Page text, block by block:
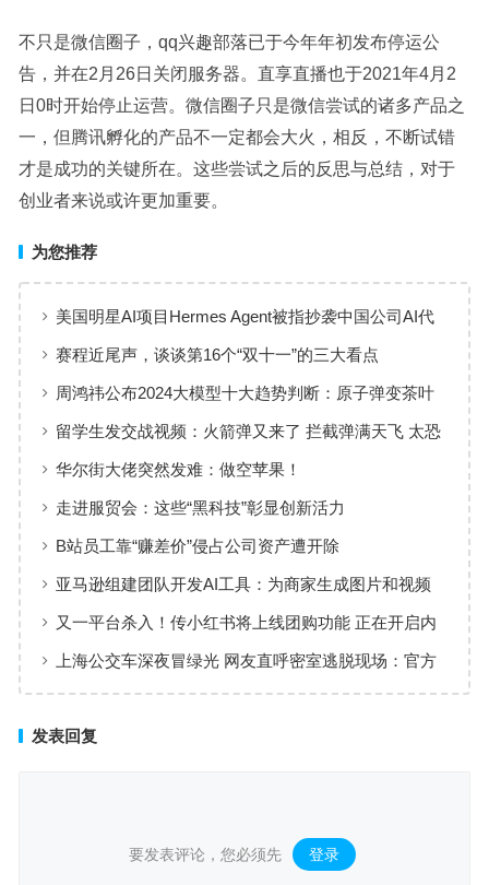
不只是微信圈子，qq兴趣部落已于今年年初发布停运公
告，并在2月26日关闭服务器。直享直播也于2021年4月2
日0时开始停止运营。微信圈子只是微信尝试的诸多产品之
一，但腾讯孵化的产品不一定都会大火，相反，不断试错
才是成功的关键所在。这些尝试之后的反思与总结，对于
创业者来说或许更加重要。
为您推荐
美国明星AI项目Hermes Agent被指抄袭中国公司AI代
码 竟无耻要求删帖删号
赛程近尾声，谈谈第16个“双十一”的三大看点
周鸿祎公布2024大模型十大趋势判断：原子弹变茶叶
蛋
留学生发交战视频：火箭弹又来了 拦截弹满天飞 太恐
怖了
华尔街大佬突然发难：做空苹果！
走进服贸会：这些“黑科技”彰显创新活力
B站员工靠“赚差价”侵占公司资产遭开除
亚马逊组建团队开发AI工具：为商家生成图片和视频
又一平台杀入！传小红书将上线团购功能 正在开启内
测
上海公交车深夜冒绿光 网友直呼密室逃脱现场：官方
发表回复
要发表评论，您必须先 登录 。